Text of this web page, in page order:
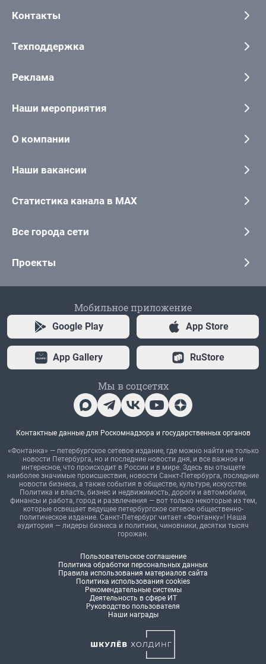
Контакты
Техподдержка
Реклама
Наши мероприятия
О компании
Наши вакансии
Статистика канала в MAX
Все города сети
Проекты
Мобильное приложение
Google Play App Store
App Gallery RuStore
Мы в соцсетях
Контактные данные для Роскомнадзора и государственных органов
«Фонтанка» — петербургское сетевое издание, где можно найти не только
новости Петербурга, но и последние новости дня, и все важное и
интересное, что происходит в России и в мире. Здесь вы отыщете
наиболее значимые происшествия, новости Санкт-Петербурга, последние
новости бизнеса, а также события в обществе, культуре, искусстве.
Политика и власть, бизнес и недвижимость, дороги и автомобили,
финансы и работа, город и развлечения — вот только некоторые из тем,
которые освещает ведущее петербургское сетевое общественно-
политическое издание. Санкт-Петербург читает «Фонтанку»! Наша
аудитория — лидеры бизнеса и политики, чиновники, десятки тысяч
горожан.
Пользовательское соглашение
Политика обработки персональных данных
Правила использования материалов сайта
Политика использования cookies
Рекомендательные системы
Деятельность в сфере ИТ
Руководство пользователя
Наши награды